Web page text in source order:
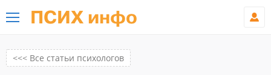
ПСИХ инфо
<<< Все статьи психологов